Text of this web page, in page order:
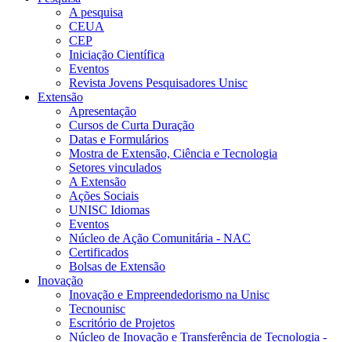
A pesquisa
CEUA
CEP
Iniciação Científica
Eventos
Revista Jovens Pesquisadores Unisc
Extensão
Apresentação
Cursos de Curta Duração
Datas e Formulários
Mostra de Extensão, Ciência e Tecnologia
Setores vinculados
A Extensão
Ações Sociais
UNISC Idiomas
Eventos
Núcleo de Ação Comunitária - NAC
Certificados
Bolsas de Extensão
Inovação
Inovação e Empreendedorismo na Unisc
Tecnounisc
Escritório de Projetos
Núcleo de Inovação e Transferência de Tecnologia -